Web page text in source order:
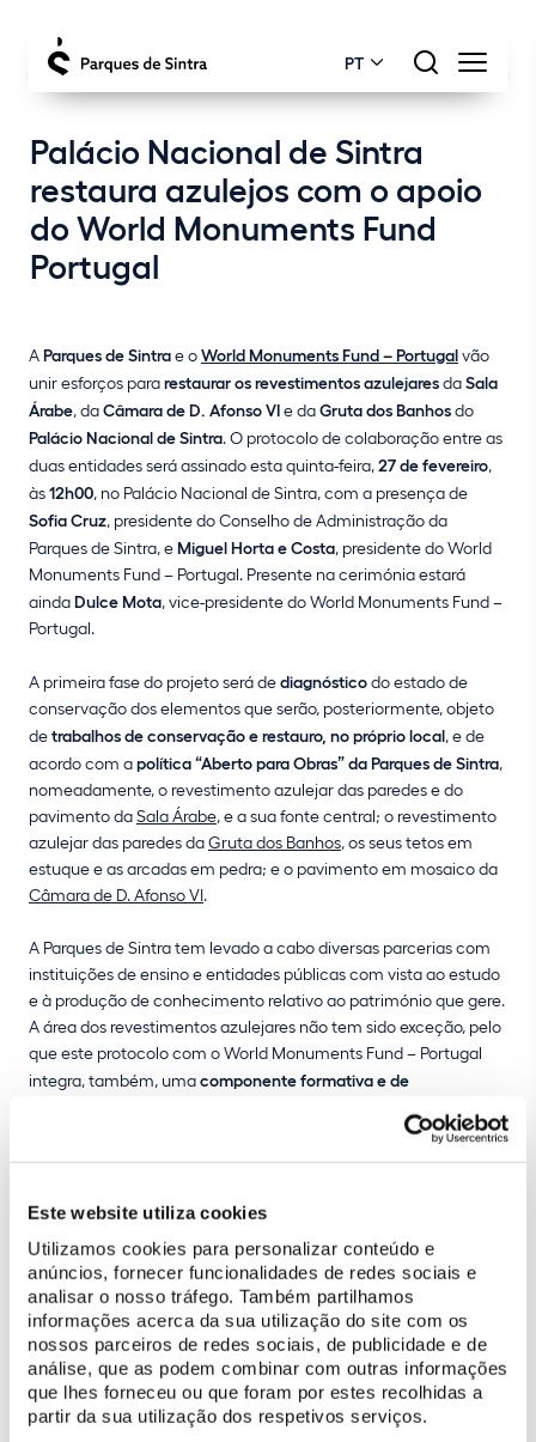
Este website utiliza cookies
Utilizamos cookies para personalizar conteúdo e
anúncios, fornecer funcionalidades de redes sociais e
analisar o nosso tráfego. Também partilhamos
informações acerca da sua utilização do site com os
nossos parceiros de redes sociais, de publicidade e de
análise, que as podem combinar com outras informações
que lhes forneceu ou que foram por estes recolhidas a
partir da sua utilização dos respetivos serviços.
PT
Palácio Nacional de Sintra
restaura azulejos com o apoio
do World Monuments Fund
Portugal
AParques de Sintrae oWorld Monuments Fund – Portugalvão
unir esforços pararestaurar os revestimentos azulejaresdaSala
Árabe, daCâmara de D. Afonso VIe daGruta dos Banhosdo
Palácio Nacional de Sintra. O protocolo de colaboração entre as
duas entidades será assinado esta quinta-feira,27 de fevereiro,
às12h00, no Palácio Nacional de Sintra, com a presença de
Sofia Cruz, presidente do Conselho de Administração da
Parques de Sintra, eMiguel Horta e Costa, presidente do World
Monuments Fund – Portugal. Presente na cerimónia estará
aindaDulce Mota, vice-presidente do World Monuments Fund –
Portugal.
A primeira fase do projeto será dediagnósticodo estado de
conservação dos elementos que serão, posteriormente, objeto
detrabalhos de conservação e restauro, no próprio local, e de
acordo com apolítica “Aberto para Obras” da Parques de Sintra,
nomeadamente, o revestimento azulejar das paredes e do
pavimento daSala Árabe, e a sua fonte central; o revestimento
azulejar das paredes daGruta dos Banhos, os seus tetos em
estuque e as arcadas em pedra; e o pavimento em mosaico da
Câmara de D. Afonso VI.
A Parques de Sintra tem levado a cabo diversas parcerias com
instituições de ensino e entidades públicas com vista ao estudo
e à produção de conhecimento relativo ao património que gere.
A área dos revestimentos azulejares não tem sido exceção, pelo
que este protocolo com o World Monuments Fund – Portugal
integra, também, umacomponente formativa e de
um de cariz nacional, para a capacitação profissional de
técnicos da Parques de Sintra e de alunos da Escola Profissional
com especialistas em conservação e restauro do património
azulejar. Será, ainda, promovido um seminário internacional
dirigido a especialistas nesta área.
Com mil anos de história, oPalácio Nacional de Sintraé um dos
monumentos mais importantes no contexto histórico, artístico e
social de Sintra, com elevada importância a nível europeu no
que respeita à suacoleção de azulejaria . A salvaguarda deste
importante conjunto patrimonial exige
ações de conservação e